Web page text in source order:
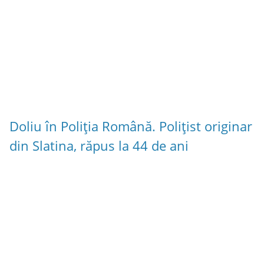
Doliu în Poliția Română. Polițist originar
din Slatina, răpus la 44 de ani